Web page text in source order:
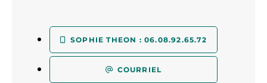
SOPHIE THEON : 06.08.92.65.72
COURRIEL